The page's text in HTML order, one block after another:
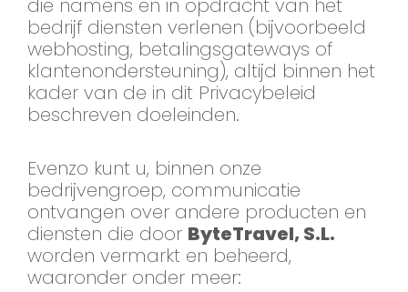
die namens en in opdracht van het
bedrijf diensten verlenen (bijvoorbeeld
webhosting, betalingsgateways of
klantenondersteuning), altijd binnen het
kader van de in dit Privacybeleid
beschreven doeleinden.
Evenzo kunt u, binnen onze
bedrijvengroep, communicatie
ontvangen over andere producten en
diensten die door ByteTravel, S.L.
worden vermarkt en beheerd,
waaronder onder meer: